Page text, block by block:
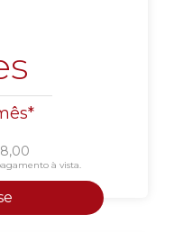
à vista.